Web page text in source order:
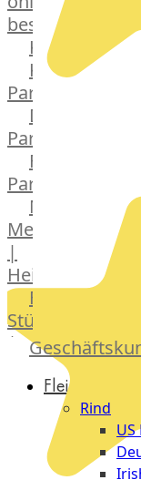
bestellen
Karriere
Kochschul-
Partner
Depot-
Partner
Frischetheken-
Partner
Männer
Metzger
|
Heinsberg
Feinkost
Stüttgen
|
Düsseldorf
TheFleisch
Rind
US